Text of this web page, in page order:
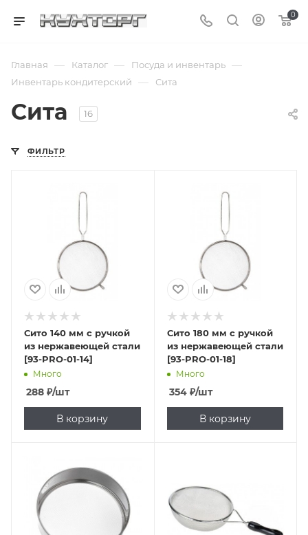
0
Главная — Каталог — Посуда и инвентарь —
Инвентарь кондитерский — Сита
Сита 16
ФИЛЬТР
Сито 140 мм с ручкой
из нержавеющей стали
[93-PRO-01-14]
Много
288 ₽/шт
В корзину
Сито 180 мм с ручкой
из нержавеющей стали
[93-PRO-01-18]
Много
354₽/шт
В корзину